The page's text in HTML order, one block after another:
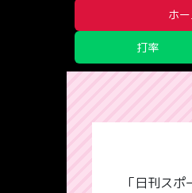
ホ
打率
「日刊ス